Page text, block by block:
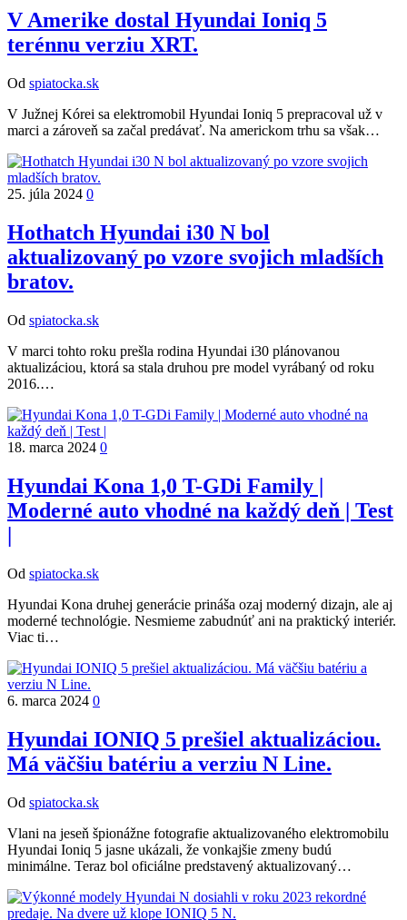
V Amerike dostal Hyundai Ioniq 5
terénnu verziu XRT.
Od spiatocka.sk
V Južnej Kórei sa elektromobil Hyundai Ioniq 5 prepracoval už v
marci a zároveň sa začal predávať. Na americkom trhu sa však…
25. júla 2024 0
Hothatch Hyundai i30 N bol
aktualizovaný po vzore svojich mladších
bratov.
Od spiatocka.sk
V marci tohto roku prešla rodina Hyundai i30 plánovanou
aktualizáciou, ktorá sa stala druhou pre model vyrábaný od roku
2016.…
18. marca 2024 0
Hyundai Kona 1,0 T-GDi Family |
Moderné auto vhodné na každý deň | Test
|
Od spiatocka.sk
Hyundai Kona druhej generácie prináša ozaj moderný dizajn, ale aj
moderné technológie. Nesmieme zabudnúť ani na praktický interiér.
Viac ti…
6. marca 2024 0
Hyundai IONIQ 5 prešiel aktualizáciou.
Má väčšiu batériu a verziu N Line.
Od spiatocka.sk
Vlani na jeseň špionážne fotografie aktualizovaného elektromobilu
Hyundai Ioniq 5 jasne ukázali, že vonkajšie zmeny budú
minimálne. Teraz bol oficiálne predstavený aktualizovaný…